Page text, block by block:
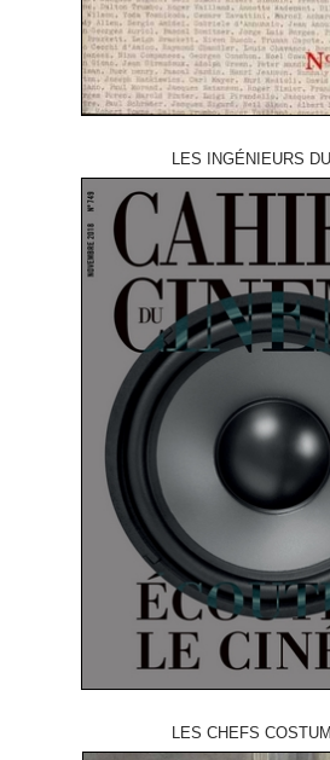
LES INGÉNIEURS
LES CHEFS